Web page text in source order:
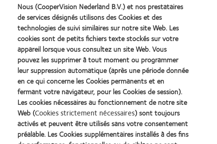
PC Technology™ brevetée
Premières lentilles de contact en PC hydrogel, les lentilles de la
gamme CooperVision Proclear® utilisent depuis plus de dix ans
une technologie biocompatible pour une santé et un confort
excellents.
La PC Technology PC Proclear se base sur la chimie moléculaire.
Elle permet à vos patients de bénéficier d'un confort
exceptionnel avec un matériau de lentilles biocompatible qui reste
hydraté et procure une sensation d'humidité et de confort toute
la journée.
Les lentilles Proclear sont en fait les seules lentilles de contact à
Nous (CooperVision Nederland B.V.) et nos prestataires
de services désignés utilisons des Cookies et des
technologies de suivi similaires sur notre site Web. Les
cookies sont de petits fichiers texte stockés sur votre
appareil lorsque vous consultez un site Web. Vous
pouvez les supprimer à tout moment ou programmer
leur suppression automatique (après une période donnée
en ce qui concerne les Cookies permanents et en
fermant votre navigateur, pour les Cookies de session).
Les cookies nécessaires au fonctionnement de notre site
Web (Cookies strictement nécessaires) sont toujours
activés et peuvent être utilisés sans votre consentement
préalable. Les Cookies supplémentaires installés à des fins